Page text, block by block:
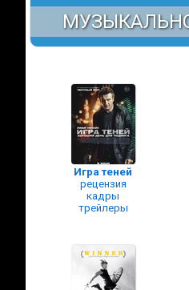
Игра теней
рецензия
кадры
трейлеры